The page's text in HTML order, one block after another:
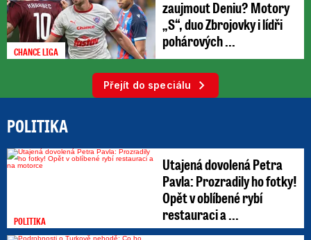
CHANCE LIGA
zaujmout Deniu? Motory
„S“, duo Zbrojovky i lídři
pohárových ...
Přejít do speciálu
POLITIKA
POLITIKA
Utajená dovolená Petra
Pavla: Prozradily ho fotky!
Opět v oblíbené rybí
restauraci a ...